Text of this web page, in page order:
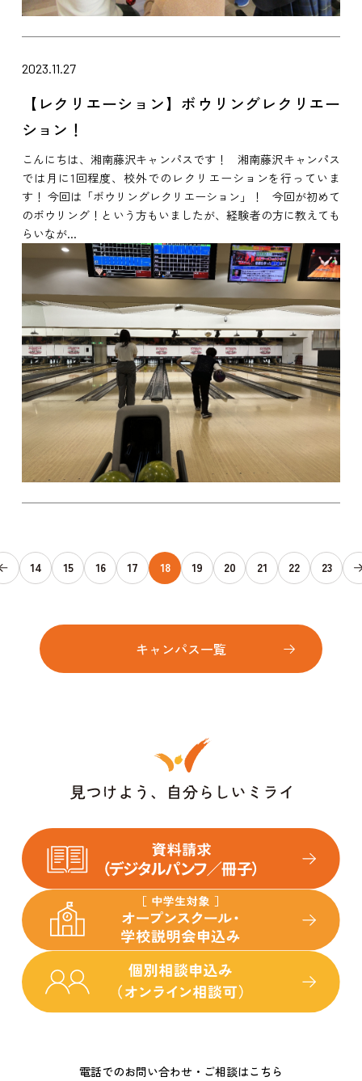
2023.11.27
【レクリエーション】ボウリングレクリエー
ション！
こんにちは、湘南藤沢キャンパスです！ 湘南藤沢キャンパス
では月に1回程度、校外でのレクリエーションを行っていま
す！ 今回は「ボウリングレクリエーション」！ 今回が初めて
のボウリング！という方もいましたが、経験者の方に教えても
らいなが...
14 15 16 17 18 19 20 21 22 23
キャンパス一覧
電話でのお問い合わせ・ご相談はこちら